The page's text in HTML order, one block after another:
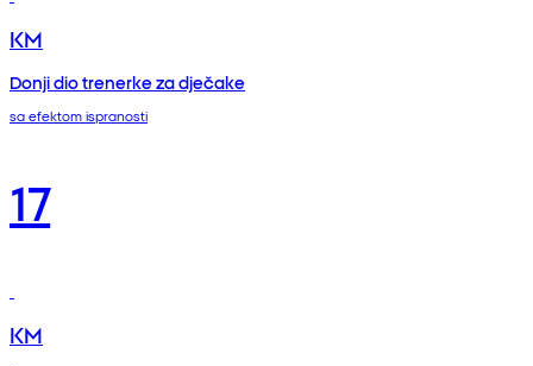
KM
Donji dio trenerke za dječake
sa efektom ispranosti
17
KM